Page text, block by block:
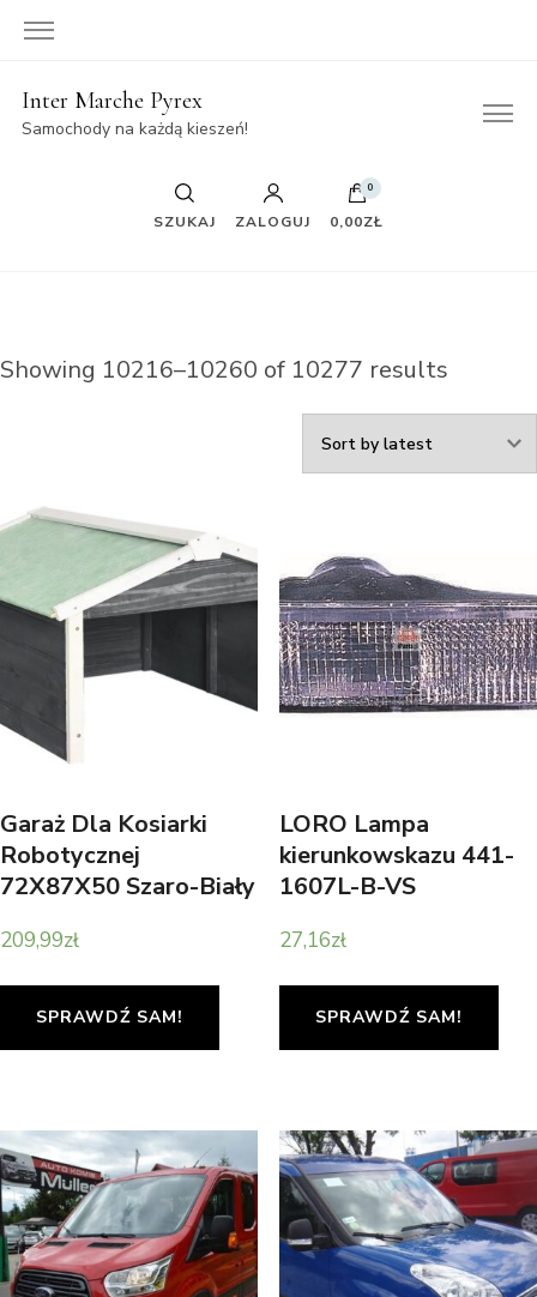
Inter Marche Pyrex
Samochody na każdą kieszeń!
SZUKAJ ZALOGUJ
0
0,00ZŁ
Showing 10216–10260 of 10277 results
Garaż Dla Kosiarki
Robotycznej
72X87X50 Szaro-Biały
209,99zł
SPRAWDŹ SAM!
LORO Lampa
kierunkowskazu 441-
1607L-B-VS
27,16zł
SPRAWDŹ SAM!